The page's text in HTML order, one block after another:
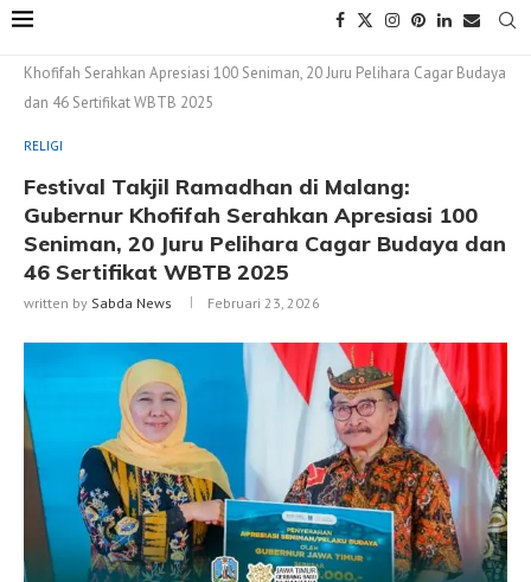
Khofifah Serahkan Apresiasi 100 Seniman, 20 Juru Pelihara Cagar Budaya
dan 46 Sertifikat WBTB 2025
RELIGI
Festival Takjil Ramadhan di Malang:
Gubernur Khofifah Serahkan Apresiasi 100
Seniman, 20 Juru Pelihara Cagar Budaya dan
46 Sertifikat WBTB 2025
written by Sabda News Februari 23, 2026